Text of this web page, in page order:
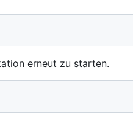
erneut zu starten.